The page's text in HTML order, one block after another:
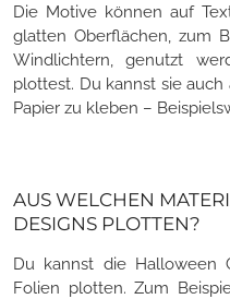
Die Motive können auf
glatten Oberflächen, zum
Windlichtern, genutzt
plottest. Du kannst sie
Papier zu kleben –
AUS WELCHEN
DESIGNS PLOTTEN?
Du kannst die Halloween
Folien plotten. Zum